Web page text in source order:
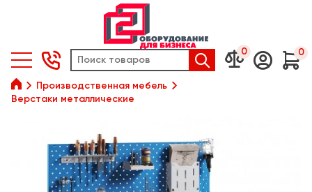
  0  0

Производственная мебель
Верстаки металлические